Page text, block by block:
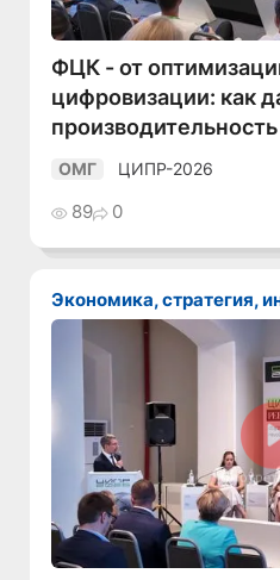
ФЦК - от
цифровизации: как
производительность
ОМГ ЦИПР-2026
89 0
Экономика, стратегия,